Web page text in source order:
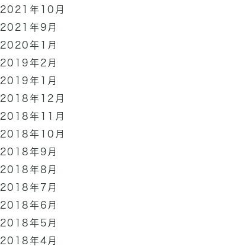
2021年10月
2021年9月
2020年1月
2019年2月
2019年1月
2018年12月
2018年11月
2018年10月
2018年9月
2018年8月
2018年7月
2018年6月
2018年5月
2018年4月